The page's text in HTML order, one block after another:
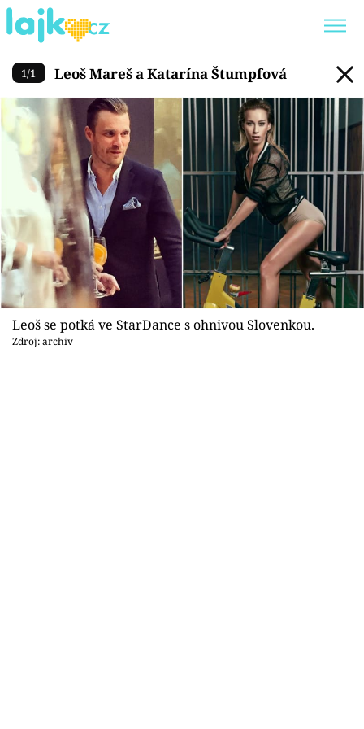
Trendy: KARLOS VÉMOLA
ONLYFANS
SHOPAHOLICADEL
CLASH OF THE STARS
Témata
Showbyznys
Youtubeři
Virály
Leoš Mareš a Katarína
1/1 Leoš Mareš a Katarína Štumpfová
Leoš se potká ve StarDance s ohnivou Slovenkou.
Zdroj: archiv